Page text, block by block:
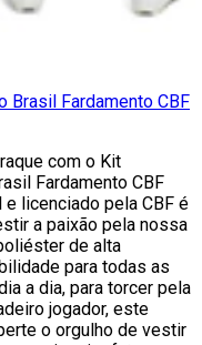
Brasil Fardamento CBF
com o Kit
Fardamento CBF
licenciado pela CBF é
a paixão pela nossa
de alta
para todas as
a dia, para torcer pela
jogador, este
o orgulho de vestir